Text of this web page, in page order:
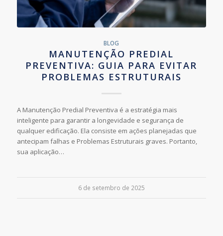
BLOG
MANUTENÇÃO PREDIAL
PREVENTIVA: GUIA PARA EVITAR
PROBLEMAS ESTRUTURAIS
A Manutenção Predial Preventiva é a estratégia mais
inteligente para garantir a longevidade e segurança de
qualquer edificação. Ela consiste em ações planejadas que
antecipam falhas e Problemas Estruturais graves. Portanto,
sua aplicação…
6 de setembro de 2025